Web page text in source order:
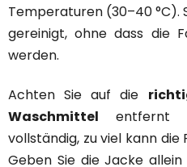
Temperaturen (30–40 °C).
gereinigt, ohne dass die
werden.
Achten Sie auf die
Waschmittel entfernt
vollständig, zu viel kann die
Geben Sie die Jacke